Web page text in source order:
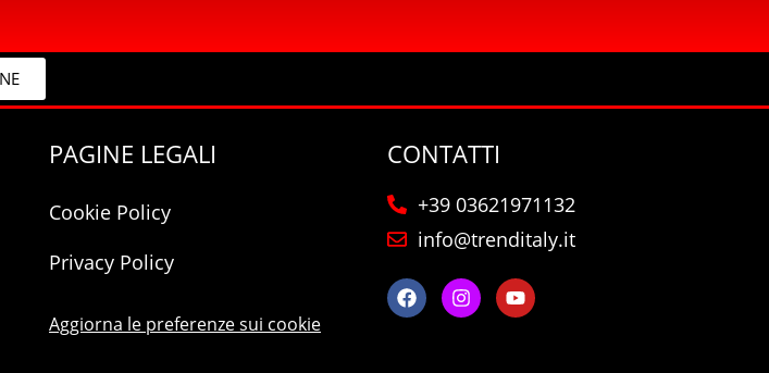
PAGINE LEGALI
Cookie Policy
Privacy Policy
Aggiorna le preferenze sui cookie
CONTATTI
+39 03621971132
info@trenditaly.it